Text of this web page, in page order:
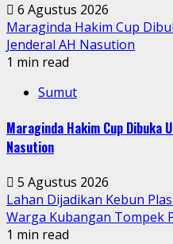
6 Agustus 2026
Maraginda Hakim Cup
Jenderal AH Nasution
1 min read
Sumut
Maraginda Hakim Cup Dibuka
Nasution
5 Agustus 2026
Lahan Dijadikan Kebun
Warga Kubangan Tompek
1 min read